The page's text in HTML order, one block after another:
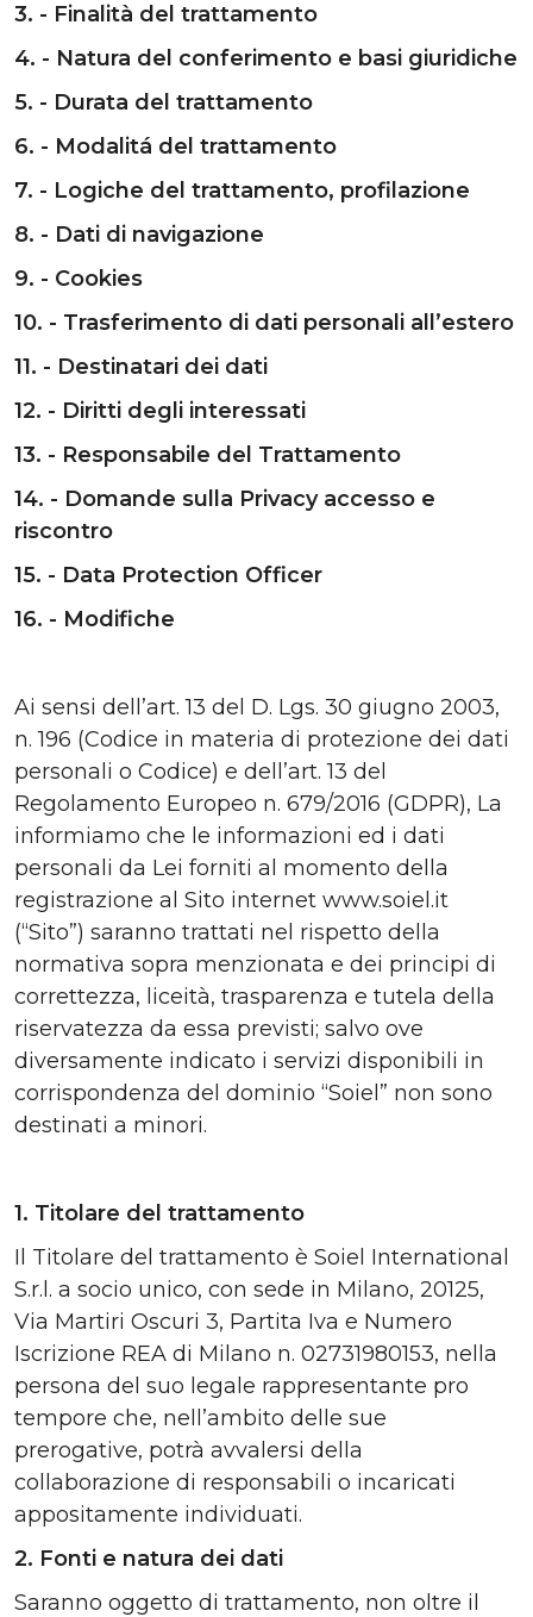
3. - Finalità del trattamento
4. - Natura del conferimento e basi giuridiche
5. - Durata del trattamento
6. - Modalitá del trattamento
7. - Logiche del trattamento, profilazione
8. - Dati di navigazione
9. - Cookies
10. - Trasferimento di dati personali all’estero
11. - Destinatari dei dati
12. - Diritti degli interessati
13. - Responsabile del Trattamento
14. - Domande sulla Privacy accesso e
riscontro
15. - Data Protection Officer
16. - Modifiche
Ai sensi dell’art. 13 del D. Lgs. 30 giugno 2003,
n. 196 (Codice in materia di protezione dei dati
personali o Codice) e dell’art. 13 del
Regolamento Europeo n. 679/2016 (GDPR), La
informiamo che le informazioni ed i dati
personali da Lei forniti al momento della
registrazione al Sito internet www.soiel.it
(“Sito”) saranno trattati nel rispetto della
normativa sopra menzionata e dei principi di
correttezza, liceità, trasparenza e tutela della
riservatezza da essa previsti; salvo ove
diversamente indicato i servizi disponibili in
corrispondenza del dominio “Soiel” non sono
destinati a minori.
1. Titolare del trattamento
Il Titolare del trattamento è Soiel International
S.r.l. a socio unico, con sede in Milano, 20125,
Via Martiri Oscuri 3, Partita Iva e Numero
Iscrizione REA di Milano n. 02731980153, nella
persona del suo legale rappresentante pro
tempore che, nell’ambito delle sue
prerogative, potrà avvalersi della
collaborazione di responsabili o incaricati
appositamente individuati.
2. Fonti e natura dei dati
Saranno oggetto di trattamento, non oltre il